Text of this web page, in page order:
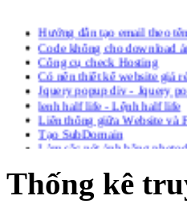
Code không cho download
Công cụ check Hosting
Có nên thiết kế website giá rẻ
Jquery popup div - Jquery
lenh half life - Lệnh half life
Liên thông giữa Website và
Tạo SubDomain
Làm sắc nét ảnh bằng
Tạo chữ bóng trong
Trang web Ác ý Đã biết!
Xuất file .ico với Photoshop
Thống kê